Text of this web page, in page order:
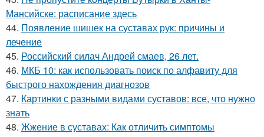
Мансийске: расписание здесь
44. Появление шишек на суставах рук: причины и
лечение
45. Российский силач Андрей смаев, 26 лет.
46. МКБ 10: как использовать поиск по алфавиту для
быстрого нахождения диагнозов
47. Картинки с разными видами суставов: все, что нужно
знать
48. Жжение в суставах: Как отличить симптомы